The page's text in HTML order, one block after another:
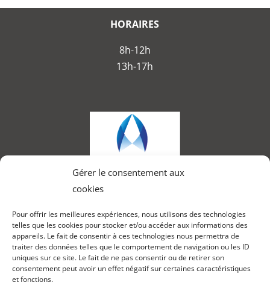
Gérer le consentement aux
cookies
Pour offrir les meilleures expériences, nous utilisons des technologies
telles que les cookies pour stocker et/ou accéder aux informations des
appareils. Le fait de consentir à ces technologies nous permettra de
traiter des données telles que le comportement de navigation ou les ID
uniques sur ce site. Le fait de ne pas consentir ou de retirer son
consentement peut avoir un effet négatif sur certaines caractéristiques
et fonctions.
HORAIRES
8h-12h
13h-17h
Route de Prilly 25
1023 Crissier